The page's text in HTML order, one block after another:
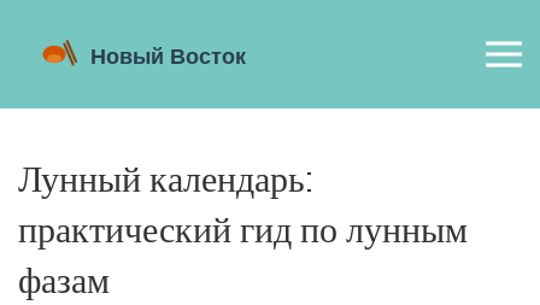
Лунный календарь:
практический гид по лунным
фазам